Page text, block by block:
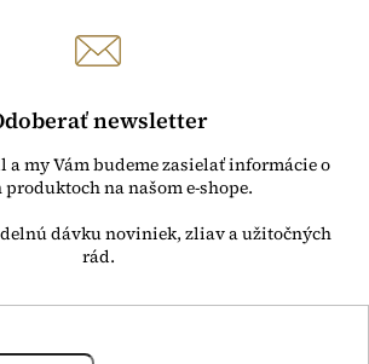
newsletter
a my Vám budeme zasielať informácie o
na našom e-shope.